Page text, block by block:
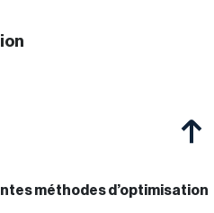
méthodes d’optimisation